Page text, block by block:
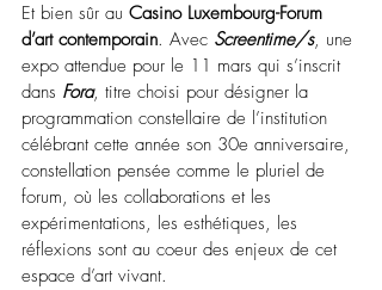
Et bien sûr au Casino Luxembourg-Forum
d’art contemporain. Avec Screentime/s, une
expo attendue pour le 11 mars qui s’inscrit
dans Fora, titre choisi pour désigner la
programmation constellaire de l’institution
célébrant cette année son 30e anniversaire,
constellation pensée comme le pluriel de
forum, où les collaborations et les
expérimentations, les esthétiques, les
réflexions sont au coeur des enjeux de cet
espace d’art vivant.